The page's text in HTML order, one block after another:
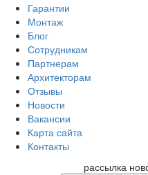
Гарантии
Монтаж
Блог
Сотрудникам
Партнерам
Архитекторам
Отзывы
Новости
Вакансии
Карта сайта
Контакты
рассылка